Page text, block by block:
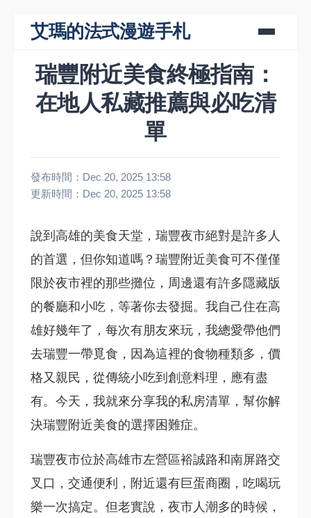
艾瑪的法式漫遊手札
瑞豐附近美食終極指南：
在地人私藏推薦與必吃清
單
發布時間：Dec 20, 2025 13:58
更新時間：Dec 20, 2025 13:58
說到高雄的美食天堂，瑞豐夜市絕對是許多人
的首選，但你知道嗎？瑞豐附近美食可不僅僅
限於夜市裡的那些攤位，周邊還有許多隱藏版
的餐廳和小吃，等著你去發掘。我自己住在高
雄好幾年了，每次有朋友來玩，我總愛帶他們
去瑞豐一帶覓食，因為這裡的食物種類多，價
格又親民，從傳統小吃到創意料理，應有盡
有。今天，我就來分享我的私房清單，幫你解
決瑞豐附近美食的選擇困難症。
瑞豐夜市位於高雄市左營區裕誠路和南屏路交
叉口，交通便利，附近還有巨蛋商圈，吃喝玩
樂一次搞定。但老實說，夜市人潮多的時候，